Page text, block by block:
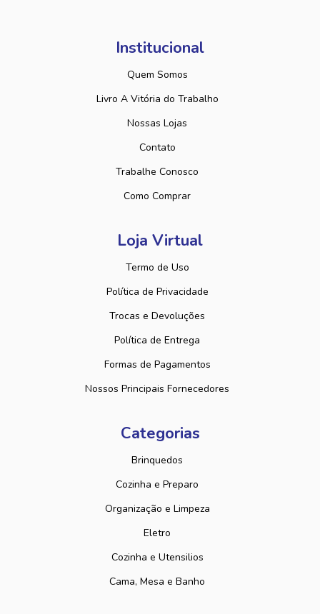
Institucional
Quem Somos
Livro A Vitória do Trabalho
Nossas Lojas
Contato
Trabalhe Conosco
Como Comprar
Loja Virtual
Termo de Uso
Política de Privacidade
Trocas e Devoluções
Política de Entrega
Formas de Pagamentos
Nossos Principais Fornecedores
Categorias
Brinquedos
Cozinha e Preparo
Organização e Limpeza
Eletro
Cozinha e Utensilios
Cama, Mesa e Banho